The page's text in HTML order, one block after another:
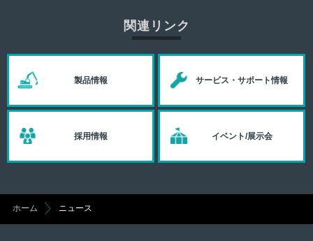
関連リンク
製品情報 サービス・サポート情報
採用情報 イベント/展示会
ホーム ニュース